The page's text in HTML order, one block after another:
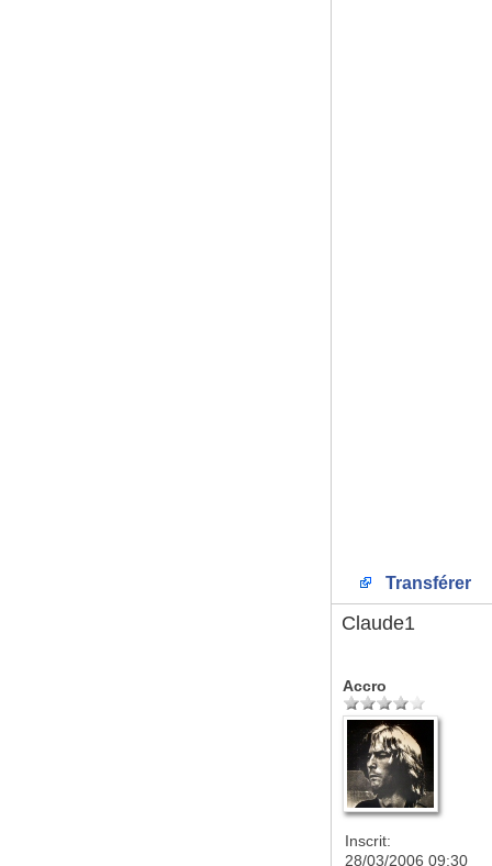
Transférer
Claude1
Accro
Inscrit:
28/03/2006 09:30